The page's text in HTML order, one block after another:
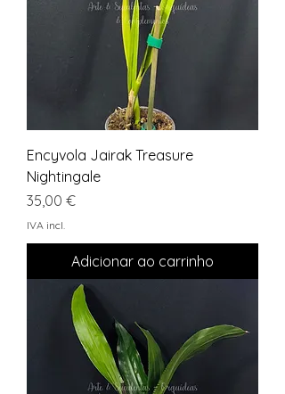
Encyvola Jairak Treasure
Nightingale
Preço
35,00 €
IVA incl.
Adicionar ao carrinho